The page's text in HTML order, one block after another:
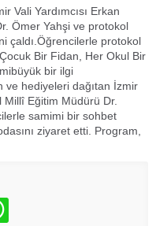
Vali Yardımcısı Erkan
Ömer Yahşi ve protokol
çaldı.Öğrencilerle protokol
Bir Fidan, Her Okul Bir
bir ilgi
ve hediyeleri dağıtan İzmir
Millî Eğitim Müdürü Dr.
samimi bir sohbet
ziyaret etti. Program,